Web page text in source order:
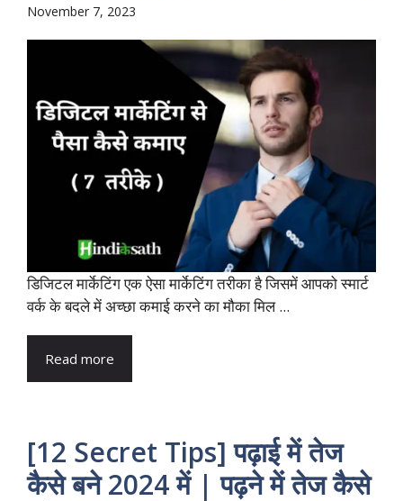
November 7, 2023
डिजिटल मार्केटिंग एक ऐसा मार्केटिंग तरीका है जिसमें आपको स्मार्ट
वर्क के बदले में अच्छा कमाई करने का मौका मिल ...
Read more
[12 Secret Tips] पढ़ाई में तेज
कैसे बने 2024 में | पढ़ने में तेज कैसे